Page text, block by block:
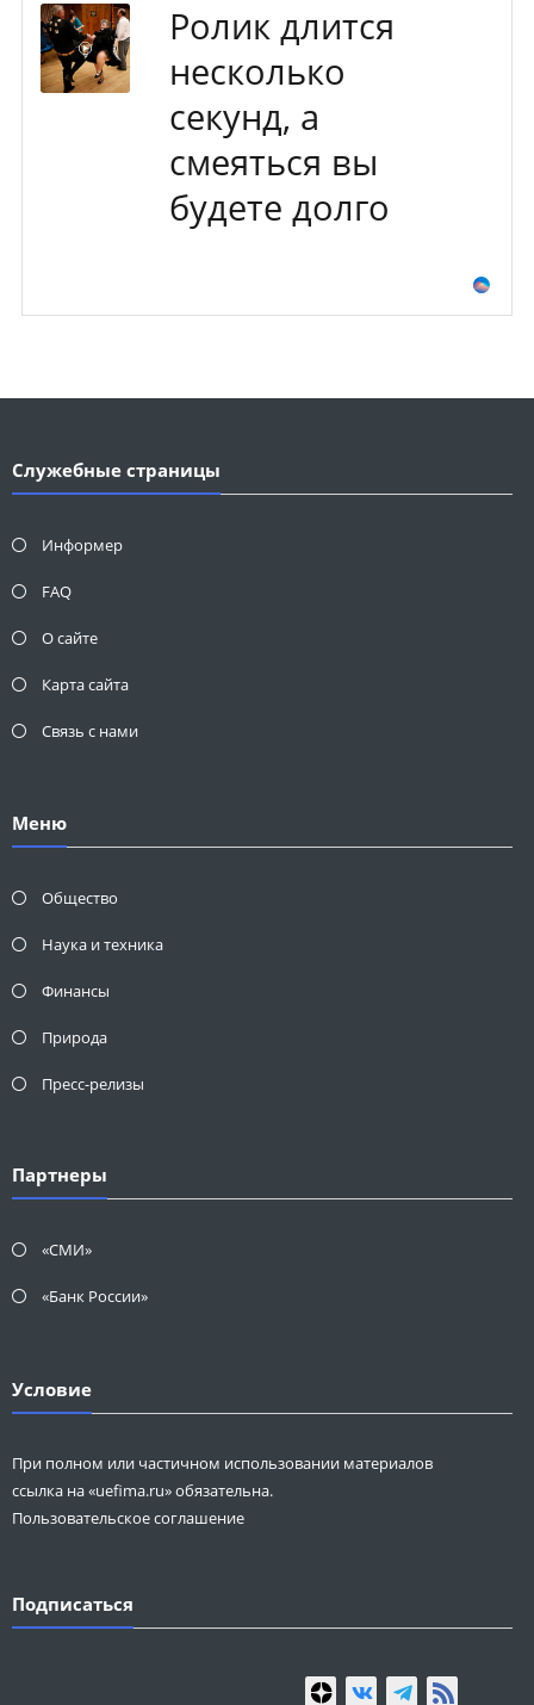
Ролик длится
несколько
секунд, а
смеяться вы
будете долго
Служебные страницы
Информер
FAQ
О сайте
Карта сайта
Связь с нами
Меню
Общество
Наука и техника
Финансы
Природа
Пресс-релизы
Партнеры
«СМИ»
«Банк России»
Условие
При полном или частичном использовании материалов
ссылка на «uefima.ru» обязательна.
Пользовательское соглашение
Подписаться